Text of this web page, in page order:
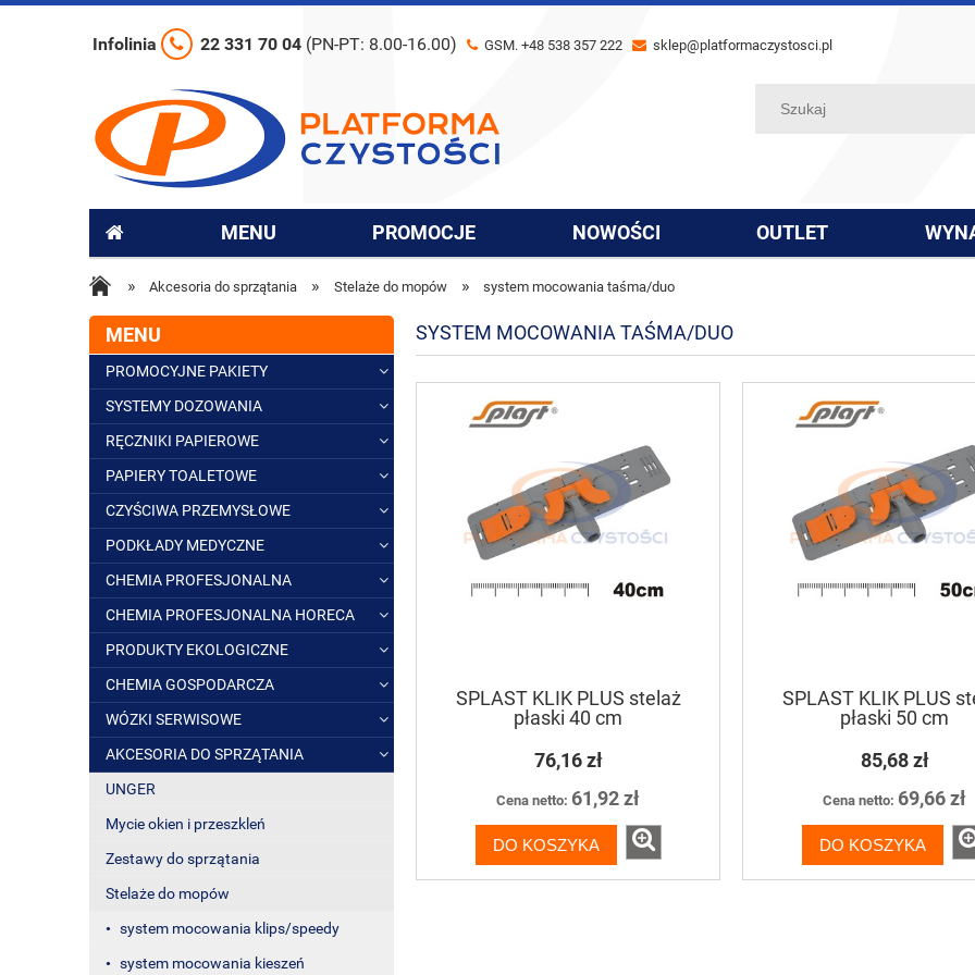
Infolinia 22 331 70 04 (PN-PT: 8.00-16.00) GSM. +48 538 357 222 sklep@platformaczystosci.pl
MENU PROMOCJE NOWOŚCI OUTLET
» Akcesoria do sprzątania » Stelaże do mopów » system mocowania taśma/duo
MENU
PROMOCYJNE PAKIETY
SYSTEMY DOZOWANIA
RĘCZNIKI PAPIEROWE
PAPIERY TOALETOWE
CZYŚCIWA PRZEMYSŁOWE
PODKŁADY MEDYCZNE
CHEMIA PROFESJONALNA
CHEMIA PROFESJONALNA HORECA
PRODUKTY EKOLOGICZNE
CHEMIA GOSPODARCZA
WÓZKI SERWISOWE
AKCESORIA DO SPRZĄTANIA
UNGER
Mycie okien i przeszkleń
Zestawy do sprzątania
Stelaże do mopów
system mocowania klips/speedy
system mocowania kieszeń
SYSTEM MOCOWANIA TAŚMA/DUO
SPLAST KLIK PLUS stelaż
płaski 40 cm
76,16 zł
Cena netto: 61,92 zł
DO KOSZYKA
SPLAST KLIK PLUS
płaski 50 cm
85,68 zł
Cena netto: 69,66 zł
DO KOSZYKA